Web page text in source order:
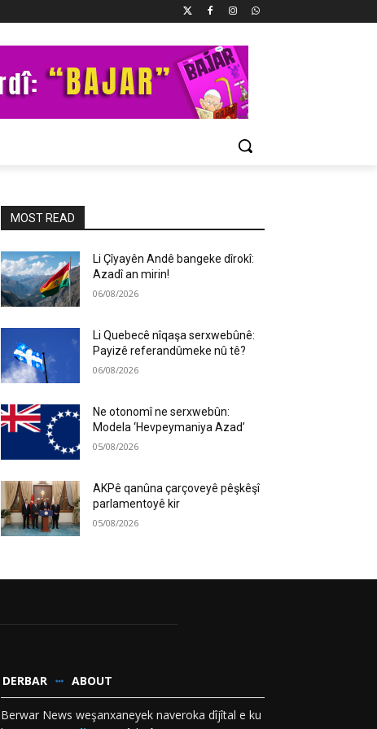
MOST READ
Li Çîyayên Andê bangeke dîrokî:
Azadî an mirin!
06/08/2026
Li Quebecê nîqaşa serxwebûnê:
Payizê referandûmeke nû tê?
06/08/2026
Ne otonomî ne serxwebûn:
Modela ‘Hevpeymaniya Azad’
05/08/2026
AKPê qanûna çarçoveyê pêşkêşî
parlamentoyê kir
05/08/2026
DERBAR ABOUT
Berwar News weşanxaneyek naveroka dîjîtal e ku